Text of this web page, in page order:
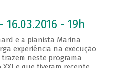
- 19h
e a pianista Marina
experiência na execução
neste programa